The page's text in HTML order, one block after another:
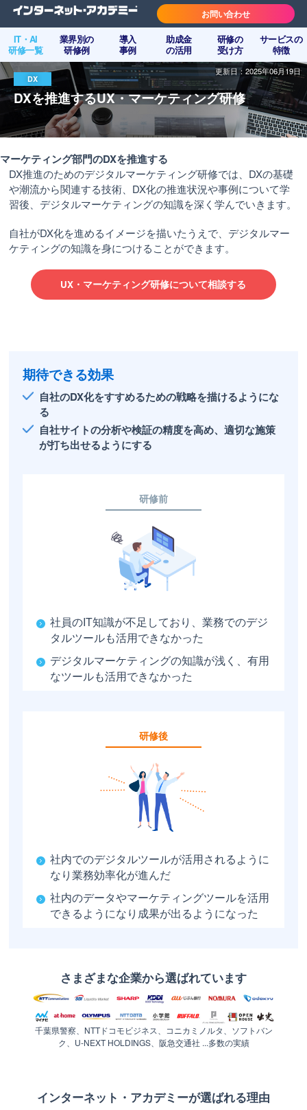
IT・AI
研修一覧
業界別の
研修例
導入
事例
助成金
の活用
研修の
受け方
サービスの
特徴
お問い合わせ
更新日：2025年06月19日
DX
DXを推進するUX・マーケティング研修
マーケティング部門のDXを推進する
DX推進のためのデジタルマーケティング研修では、DXの基礎
や潮流から関連する技術、DX化の推進状況や事例について学
習後、デジタルマーケティングの知識を深く学んでいきます。
自社がDX化を進めるイメージを描いたうえで、デジタルマー
ケティングの知識を身につけることができます。
UX・マーケティング研修について相談する
期待できる効果
自社のDX化をすすめるための戦略を描けるようにな
る
自社サイトの分析や検証の精度を高め、適切な施策
が打ち出せるようにする
研修前
社員のIT知識が不足しており、業務でのデジ
タルツールも活用できなかった
デジタルマーケティングの知識が浅く、有用
なツールも活用できなかった
研修後
社内でのデジタルツールが活用されるように
なり業務効率化が進んだ
社内のデータやマーケティングツールを活用
できるようになり成果が出るようになった
さまざまな企業から選ばれています
千葉県警察、NTTドコモビジネス、コニカミノルタ、ソフトバン
ク、U-NEXT HOLDINGS、阪急交通社 ...多数の実績
インターネット・アカデミーが選ばれる理由